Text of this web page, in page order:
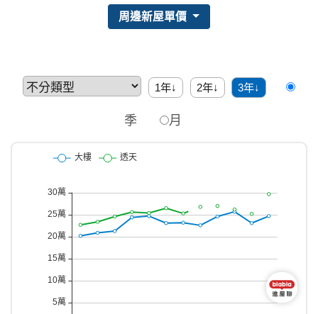
周邊新屋單價
1年↓ 2年↓ 3年↓
季 月